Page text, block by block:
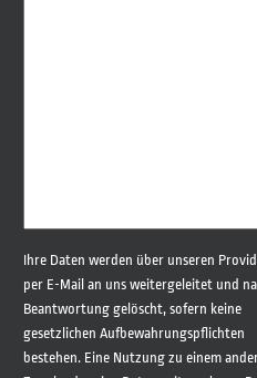
Bitte
lasse
dieses
Feld
leer.
Ihre Daten werden über unseren
per E-Mail an uns weitergeleitet und
Beantwortung gelöscht, sofern keine
gesetzlichen Aufbewahrungspflichten
bestehen. Eine Nutzung zu einem